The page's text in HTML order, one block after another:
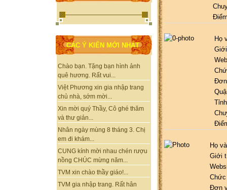
CÁC Ý KIẾN MỚI NHẤT
Chào bạn. Tặng bạn hình ảnh
quê hương. Rất vui...
Việt Phương xin gia nhập trang
chủ nhà, sớm mời...
Xin mời quý Thầy, Cô ghé thăm
và thư giản...
Nhân ngày mùng 8 tháng 3. Chị
em đi khám...
CUNG kính mời nhau chén rượu
nồng CHÚC mừng năm...
TVM xin chào thầy giáo!...
TVM gia nhập trang. Rất hân
Họ
Họ
Giới
Đơn